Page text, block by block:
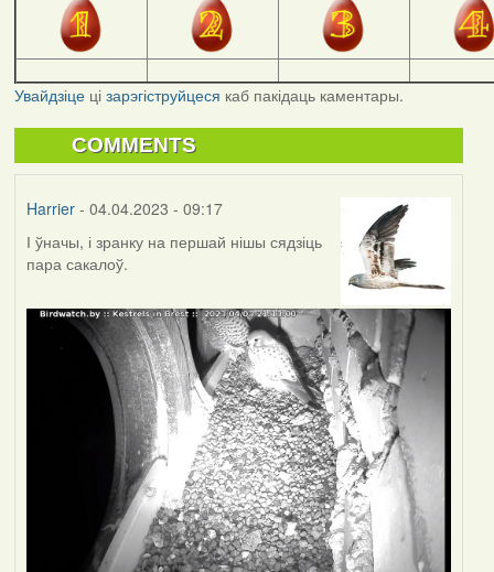
Увайдзіцеці зарэгіструйцеся каб пакідаць каментары.
COMMENTS
Harrier- 04.04.2023 - 09:17
І ўначы, і зранку на першай нішы сядзіць
пара сакалоў.